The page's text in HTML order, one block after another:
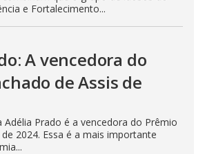
e Fortalecimento...
A vencedora do
de Assis de
Adélia Prado é a vencedora do Prêmio
2024. Essa é a mais importante